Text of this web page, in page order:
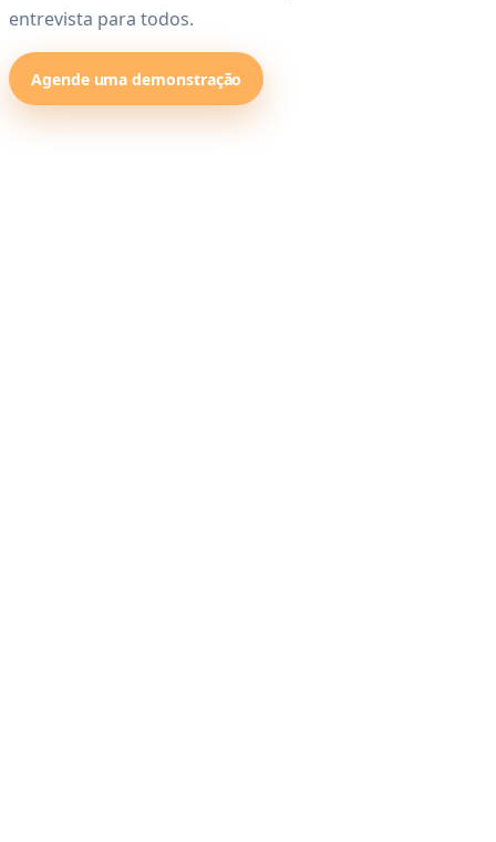
entrevista para todos.
Agende uma demonstração